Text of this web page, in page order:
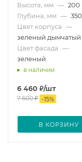
Высота, мм — 200
Глубина, мм — 350
Цвет корпуса —
зеленый дымчатый
Цвет фасада —
зеленый
в наличии
6 460 ₽/шт
7 600₽ -15%
В КОРЗИНУ